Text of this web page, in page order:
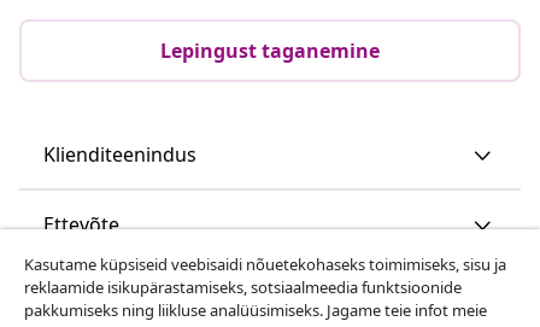
Lepingust taganemine
Klienditeenindus
Ettevõte
vidaXL
Kasutame küpsiseid veebisaidi nõuetekohaseks toimimiseks, sisu ja
reklaamide isikupärastamiseks, sotsiaalmeedia funktsioonide
pakkumiseks ning liikluse analüüsimiseks. Jagame teie infot meie